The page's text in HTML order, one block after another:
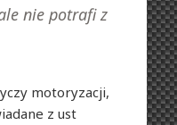
nie potrafi z
motoryzacji,
z ust